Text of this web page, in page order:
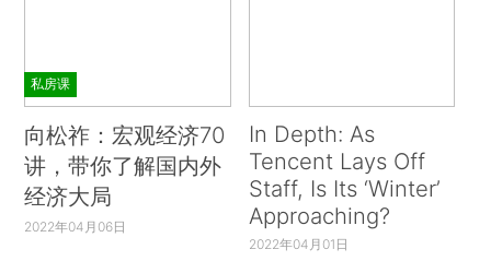
私房课
向松祚：宏观经济70
讲，带你了解国内外
经济大局
2022年04月06日
In Depth: As
Tencent Lays Off
Staff, Is Its ‘Winter’
Approaching?
2022年04月01日